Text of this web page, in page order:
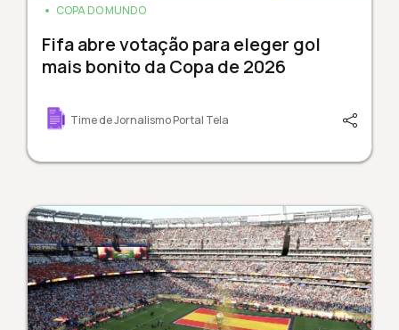
COPA DO MUNDO
Fifa abre votação para eleger gol
mais bonito da Copa de 2026
Time de Jornalismo Portal Tela